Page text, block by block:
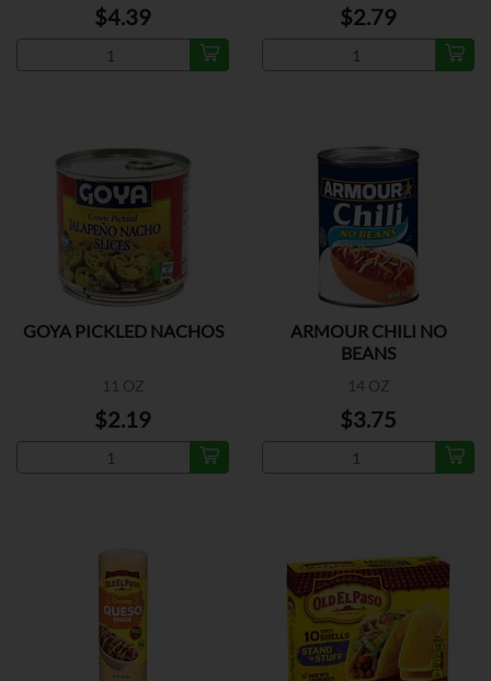
$4.39 $2.79
GOYA PICKLED NACHOS
11 OZ
$2.19
ARMOUR CHILI NO
BEANS
14 OZ
$3.75